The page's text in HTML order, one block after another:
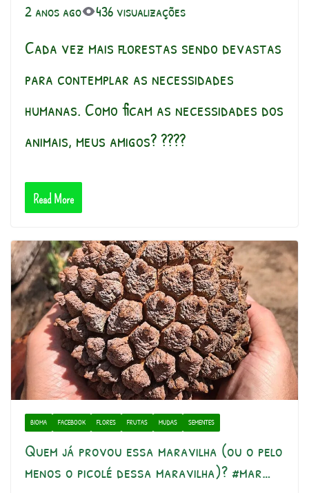
2 anos ago 436 visualizações
Cada vez mais florestas sendo devastas
para contemplar as necessidades
humanas. Como ficam as necessidades dos
animais, meus amigos? ????
Read More
BIOMA FACEBOOK FLORES FRUTAS MUDAS SEMENTES
Quem já provou essa maravilha (ou o pelo
menos o picolé dessa maravilha)? #mar…